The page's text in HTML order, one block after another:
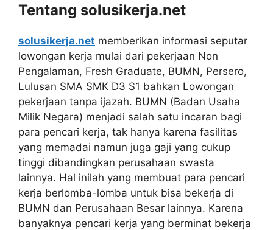
Tentang solusikerja.net
solusikerja.net memberikan informasi seputar
lowongan kerja mulai dari pekerjaan Non
Pengalaman, Fresh Graduate, BUMN, Persero,
Lulusan SMA SMK D3 S1 bahkan Lowongan
pekerjaan tanpa ijazah. BUMN (Badan Usaha
Milik Negara) menjadi salah satu incaran bagi
para pencari kerja, tak hanya karena fasilitas
yang memadai namun juga gaji yang cukup
tinggi dibandingkan perusahaan swasta
lainnya. Hal inilah yang membuat para pencari
kerja berlomba-lomba untuk bisa bekerja di
BUMN dan Perusahaan Besar lainnya. Karena
banyaknya pencari kerja yang berminat bekerja